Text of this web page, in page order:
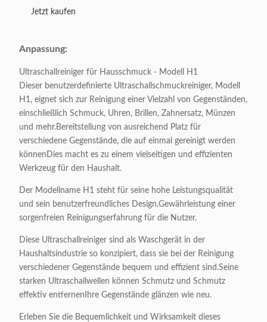
Jetzt kaufen
Anpassung:
Ultraschallreiniger für Hausschmuck - Modell H1
Dieser benutzerdefinierte Ultraschallschmuckreiniger, Modell
H1, eignet sich zur Reinigung einer Vielzahl von Gegenständen,
einschließlich Schmuck, Uhren, Brillen, Zahnersatz, Münzen
und mehr.Bereitstellung von ausreichend Platz für
verschiedene Gegenstände, die auf einmal gereinigt werden
könnenDies macht es zu einem vielseitigen und effizienten
Werkzeug für den Haushalt.
Der Modellname H1 steht für seine hohe Leistungsqualität
und sein benutzerfreundliches Design.Gewährleistung einer
sorgenfreien Reinigungserfahrung für die Nutzer.
Diese Ultraschallreiniger sind als Waschgerät in der
Haushaltsindustrie so konzipiert, dass sie bei der Reinigung
verschiedener Gegenstände bequem und effizient sind.Seine
starken Ultraschallwellen können Schmutz und Schmutz
effektiv entfernenIhre Gegenstände glänzen wie neu.
Erleben Sie die Bequemlichkeit und Wirksamkeit dieses